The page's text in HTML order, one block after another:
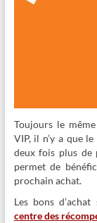
Toujours le
VIP, il n’y a que
deux fois plus de
permet de
prochain achat.
Les bons
centre des